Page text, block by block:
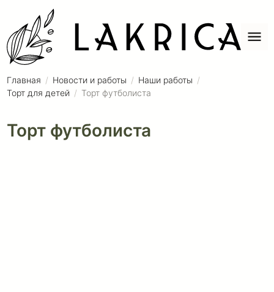
Главная Новости и работы
Наши работы
Торт для детей
Торт футболиста
Торт футболиста